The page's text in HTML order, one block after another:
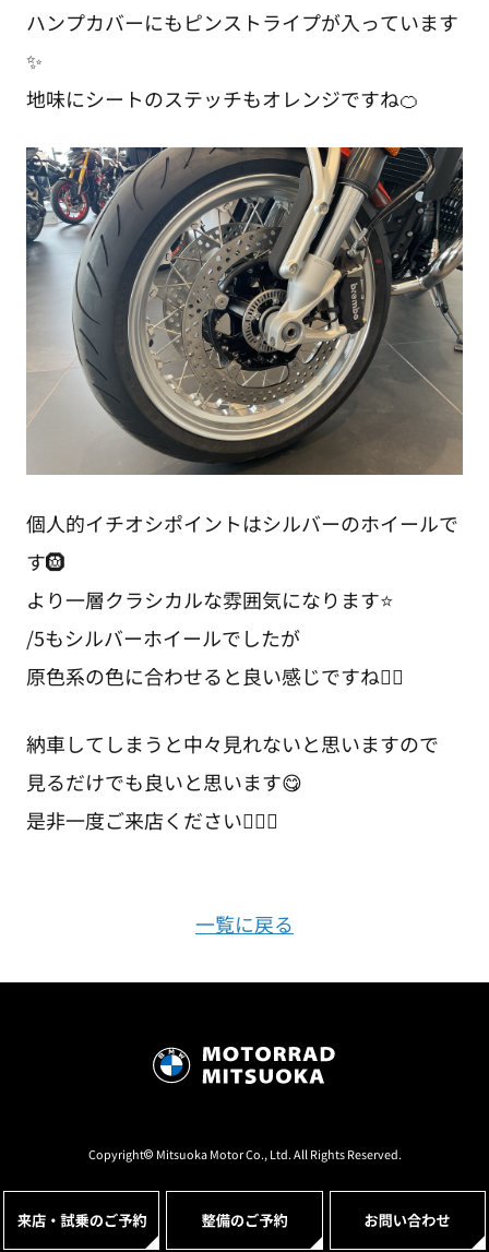
ハンプカバーにもピンストライプが入っています
✨
地味にシートのステッチもオレンジですね🍊
個人的イチオシポイントはシルバーのホイールで
す🛞
より一層クラシカルな雰囲気になります⭐
/5もシルバーホイールでしたが
原色系の色に合わせると良い感じですね👍🏻
納車してしまうと中々見れないと思いますので
見るだけでも良いと思います😋
是非一度ご来店ください💁🏻‍♂️
一覧に戻る
Copyright© Mitsuoka Motor Co., Ltd. All Rights Reserved.